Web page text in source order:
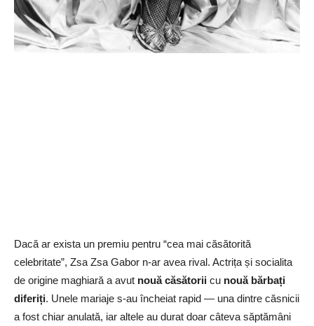
Dacă ar exista un premiu pentru “cea mai căsătorită
celebritate”, Zsa Zsa Gabor n-ar avea rival. Actrița și socialita
de origine maghiară a avut nouă căsătorii cu nouă bărbați
diferiți. Unele mariaje s-au încheiat rapid — una dintre căsnicii
a fost chiar anulată, iar altele au durat doar câteva săptămâni